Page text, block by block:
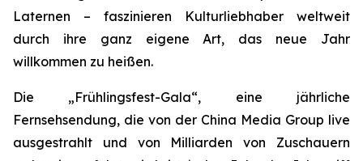
Laternen – faszinieren Kulturliebhaber weltweit
durch ihre ganz eigene Art, das neue Jahr
willkommen zu heißen.
Die „Frühlingsfest-Gala“, eine jährliche
Fernsehsendung, die von der China Media Group live
ausgestrahlt und von Milliarden von Zuschauern